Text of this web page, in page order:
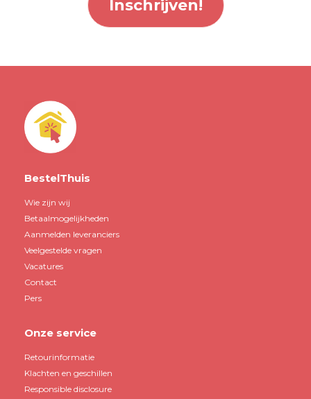
Inschrijven!
BestelThuis
Wie zijn wij
Betaalmogelijkheden
Aanmelden leveranciers
Veelgestelde vragen
Vacatures
Contact
Pers
Onze service
Retourinformatie
Klachten en geschillen
Responsible disclosure